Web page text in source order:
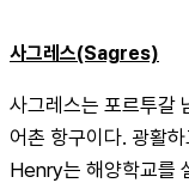
사그레스(Sagres)
사그레스는 포르투갈
어촌 항구이다. 광활
Henry는 해양학교를